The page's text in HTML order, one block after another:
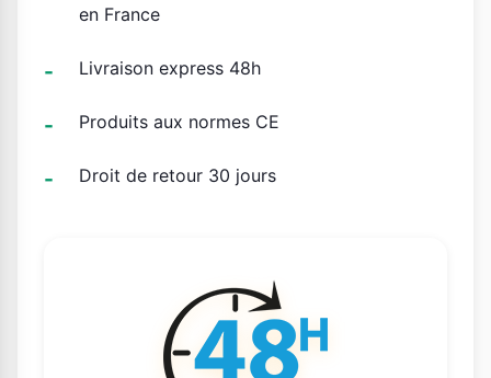
en France
Livraison express 48h
Produits aux normes CE
Droit de retour 30 jours